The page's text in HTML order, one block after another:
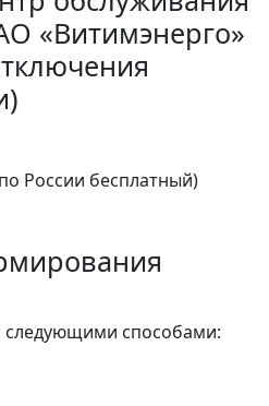
«Витимэнерго»
России бесплатный)
способами: